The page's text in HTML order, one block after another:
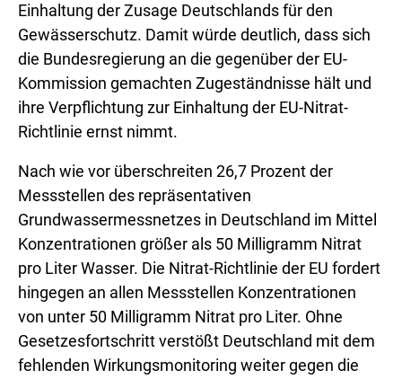
Einhaltung der Zusage Deutschlands für den
Gewässerschutz. Damit würde deutlich, dass sich
die Bundesregierung an die gegenüber der EU-
Kommission gemachten Zugeständnisse hält und
ihre Verpflichtung zur Einhaltung der EU-Nitrat-
Richtlinie ernst nimmt.
Nach wie vor überschreiten 26,7 Prozent der
Messstellen des repräsentativen
Grundwassermessnetzes in Deutschland im Mittel
Konzentrationen größer als 50 Milligramm Nitrat
pro Liter Wasser. Die Nitrat-Richtlinie der EU fordert
hingegen an allen Messstellen Konzentrationen
von unter 50 Milligramm Nitrat pro Liter. Ohne
Gesetzesfortschritt verstößt Deutschland mit dem
fehlenden Wirkungsmonitoring weiter gegen die